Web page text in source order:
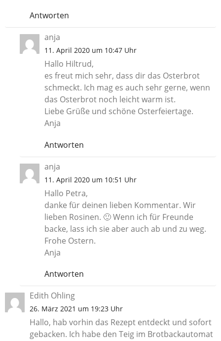
Antworten
anja
11. April 2020 um 10:47 Uhr
Hallo Hiltrud,
es freut mich sehr, dass dir das Osterbrot
schmeckt. Ich mag es auch sehr gerne, wenn
das Osterbrot noch leicht warm ist.
Liebe Grüße und schöne Osterfeiertage.
Anja
Antworten
anja
11. April 2020 um 10:51 Uhr
Hallo Petra,
danke für deinen lieben Kommentar. Wir
lieben Rosinen. 🙂 Wenn ich für Freunde
backe, lass ich sie aber auch ab und zu weg.
Frohe Ostern.
Anja
Antworten
Edith Ohling
26. März 2021 um 19:23 Uhr
Hallo, hab vorhin das Rezept entdeckt und sofort
gebacken. Ich habe den Teig im Brotbackautomat